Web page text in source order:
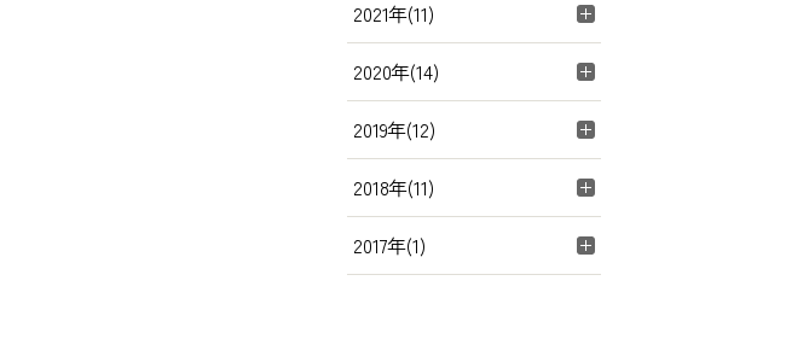
2021年(11)
2020年(14)
2019年(12)
2018年(11)
2017年(1)